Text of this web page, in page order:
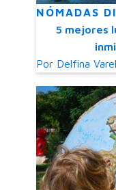
NÓMADAS
5 mejores
Por Delfina